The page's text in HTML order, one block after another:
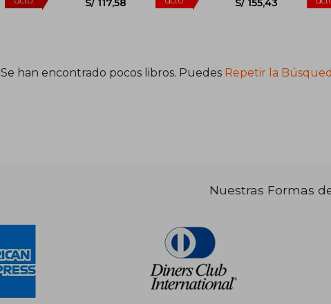
Se han encontrado pocos libros. Puedes Repetir la
Nuestras Formas